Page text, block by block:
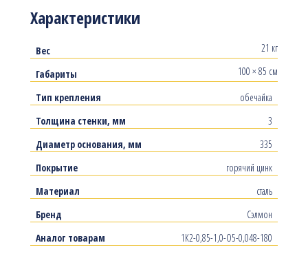
Характеристики
Вес
21 кг
Габариты
100 × 85 см
Тип крепления
обечайка
Толщина стенки, мм
3
Диаметр основания, мм
335
Покрытие
горячий цинк
Материал
сталь
Бренд
Сэлмон
Аналог товарам
1К2-0,85-1,0-О5-0,048-180